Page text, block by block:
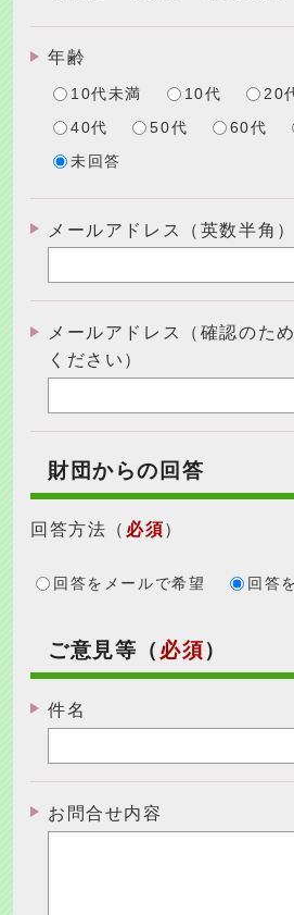
年齢
10代未満 10代 20
40代 50代 60代
未回答
メールアドレス（英数半角
メールアドレス（確認のた
ください）
財団からの回答
回答方法 （ 必須）
回答をメールで希望 回答
ご意見等（ 必須）
件名
お問合せ内容